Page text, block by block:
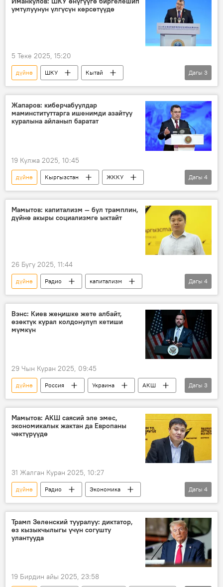
умтулуунун үлгүсүн көрсөтүүдө
5 Теке 2025, 15:20
дүйнө ШКУ
Кытай
Марат Иманкулов
дипломатия
форум
Дагы 3
Жапаров: киберчабуулдар
маминституттарга ишенимди азайтуу
куралына айланып баратат
19 Кулжа 2025, 10:45
дүйнө Кыргызстан
ЖККУ
Садыр Жапаров
киберкоопсуздук
биригүү
Дагы 4
Мамытов: капитализм — бул трамплин,
дүйнө акыры социализмге ыктайт
26 Бугу 2025, 11:44
дүйнө Радио
капитализм
Экономика
Кыргызстан
Улукман Мамытов
социализм
Дагы 4
Вэнс: Киев жеңишке жете албайт,
өзөктүк курал колдонулуп кетиши
мүмкүн
29 Чын Куран 2025, 09:45
дүйнө Россия Украина
АКШ
Жеймс Дэвид Вэнс
Жаңжал
Россиянын Донбассты коргоо боюнча атайын операциясы
Дагы 3
Мамытов: АКШ саясий эле эмес,
экономикалык жактан да Европаны
чөктүрүүдө
31 Жалган Куран 2025, 10:27
дүйнө Радио
Экономика
АКШ
Кытай
Улукман Мамытов
Кыргызстан
Дагы 4
Трамп Зеленский тууралуу: диктатор,
өз кызыкчылыгы үчүн согушту
улантууда
19 Бирдин айы 2025, 23:58